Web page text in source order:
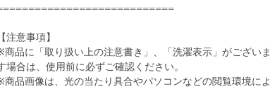
【注意事項】
商品に「取り扱い上の注意書き」、「洗濯表示」がございま
場合は、使用前に必ずご確認ください。
商品画像は、光の当たり具合やパソコンなどの閲覧環境によ